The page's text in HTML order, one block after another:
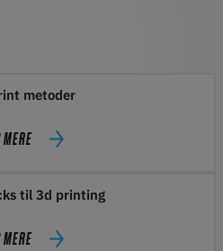
metoder
til 3d printing